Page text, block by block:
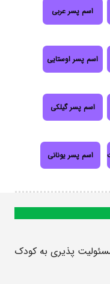
اسم پسر عربی
اسم پسر اوستایی
اسم پسر گیلکی
اسم پسر یونانی
پذیری به کودک